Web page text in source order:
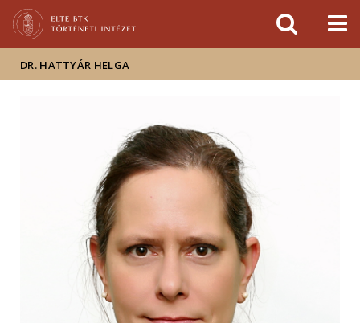
sajtóban
DR. HATTYÁR HELGA